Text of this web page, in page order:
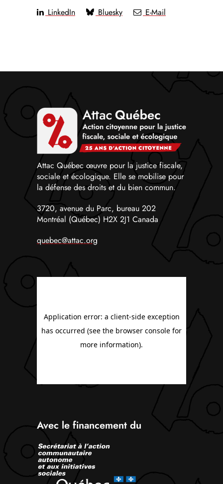
LinkedIn
Bluesky E-Mail
Attac Québec œuvre pour la justice fiscale,
sociale et écologique. Elle se mobilise pour
la défense des droits et du bien commun.
3720, avenue du Parc, bureau 202
Montréal (Québec) H2X 2J1 Canada
quebec@attac.org
Avec le financement du